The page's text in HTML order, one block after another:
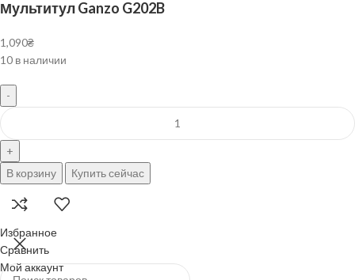
Ножи
Roxon
Мультитул Ganzo G202B
1,090₴
10 в наличии
В корзину Купить сейчас
Избранное
Сравнить
Мой аккаунт